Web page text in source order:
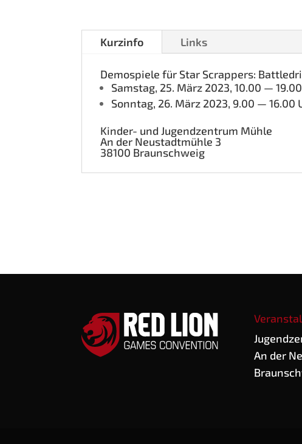
Kurz­in­fo Links
Demo­spie­le für Star Scrap­pers:
Sams­tag, 25. März 2023, 10.00 —
Sonn­tag, 26. März 2023, 9.00 — 16.00
Kin­der- und Jugend­zen­trum Mühle
An der Neu­stadt­müh­le 3
38100 Braun­schweig
An der